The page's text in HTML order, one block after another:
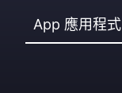
App 應用程式